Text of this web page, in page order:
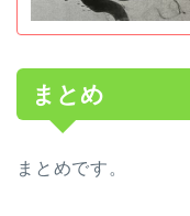
まとめ
まとめです。